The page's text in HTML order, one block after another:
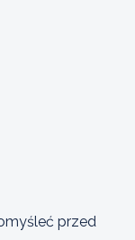
przed